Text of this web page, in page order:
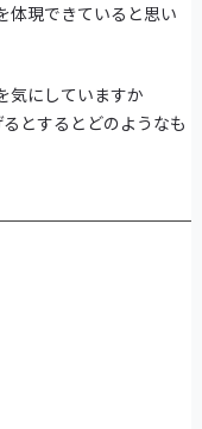
体現できていると思い
気にしていますか
とするとどのようなも